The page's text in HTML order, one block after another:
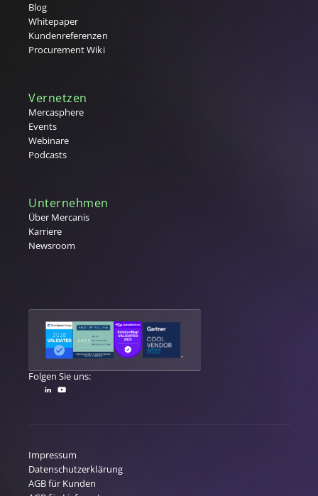
Blog
Whitepaper
Kundenreferenzen
Procurement Wiki
Vernetzen
Mercasphere
Events
Webinare
Podcasts
Unternehmen
Über Mercanis
Karriere
Newsroom
Folgen Sie uns:
Impressum
Datenschutzerklärung
AGB für Kunden